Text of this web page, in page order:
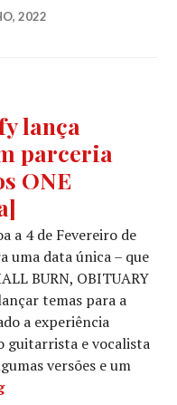
2022
lança
parceria
ONE
a 4 de Fevereiro de
uma data única – que
BURN, OBITUARY
temas para a
a experiência
guitarrista e vocalista
versões e um
TRIVIUM: Matt Heafy